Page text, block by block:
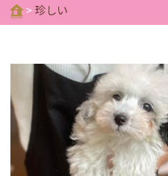
>珍しい